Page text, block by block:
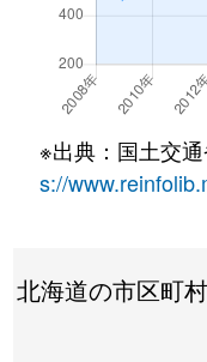
※出典：国土交
s://
北海道の市区町